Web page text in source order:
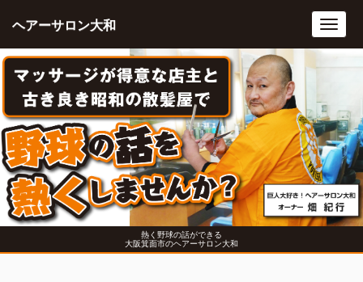
熱く野球の話ができる
大阪箕面市のヘアーサロン大和
ヘアーサロン大和